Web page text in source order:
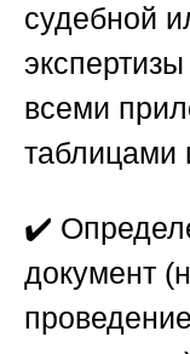
судебной
экспертизы
всеми
✔️
документ